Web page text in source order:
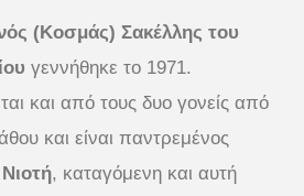
(Κοσμάς) Σακέλλης του
γεννήθηκε το 1971.
και από τους δυο γονείς από
και είναι παντρεμένος
, καταγόμενη και αυτή